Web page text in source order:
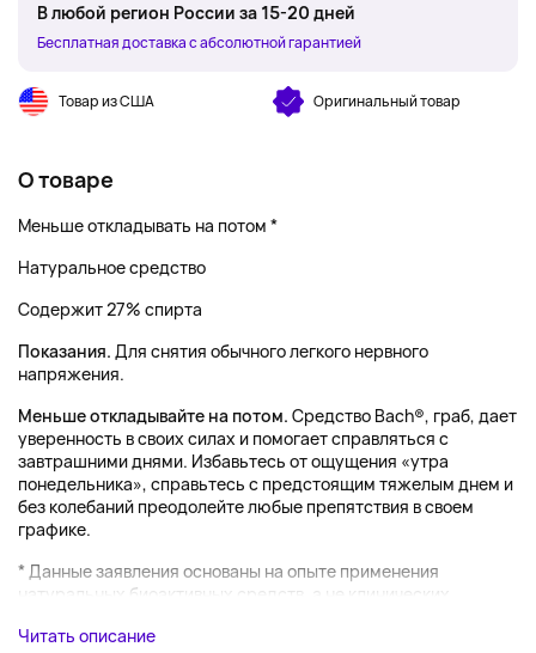
В любой регион России за 15-20 дней
Бесплатная доставка с абсолютной гарантией
Товар из США Оригинальный товар
О товаре
Меньше откладывать на потом *
Натуральное средство
Содержит 27% спирта
Показания. Для снятия обычного легкого нервного
напряжения.
Меньше откладывайте на потом. Средство Bach®, граб, дает
уверенность в своих силах и помогает справляться с
завтрашними днями. Избавьтесь от ощущения «утра
понедельника», справьтесь с предстоящим тяжелым днем и
без колебаний преодолейте любые препятствия в своем
графике.
* Данные заявления основаны на опыте применения
натуральных биоактивных средств, а не клинических...
Читать описание